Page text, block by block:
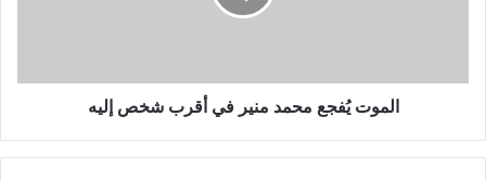
الموت يُفجع محمد منير في أقرب شخص إليه